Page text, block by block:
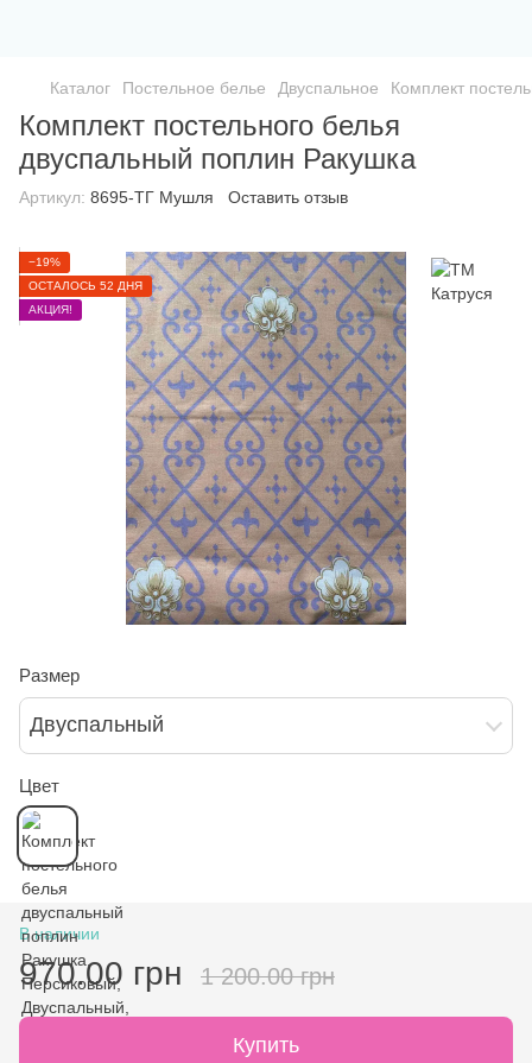
Каталог Постельное белье Двуспальное Комплект
Комплект постельного белья
двуспальный поплин Ракушка
Артикул: 8695-ТГ Мушля Оставить отзыв
−19%
ОСТАЛОСЬ 52 ДНЯ
АКЦИЯ!
Размер
Двуспальный
Цвет
В наличии
970.00 грн 1 200.00 грн
Купить